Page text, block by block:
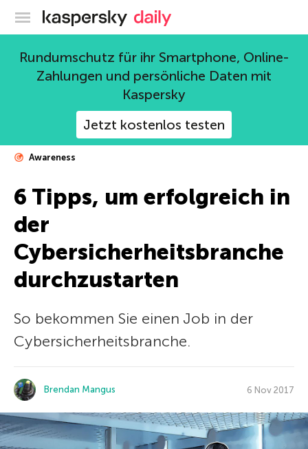
Offizieller Blog von Kaspersky
Rundumschutz für ihr Smartphone, Online-
Zahlungen und persönliche Daten mit
Kaspersky
Jetzt kostenlos testen
Awareness
6 Tipps, um erfolgreich in
der
Cybersicherheitsbranche
durchzustarten
So bekommen Sie einen Job in der
Cybersicherheitsbranche.
Brendan Mangus 6 Nov 2017